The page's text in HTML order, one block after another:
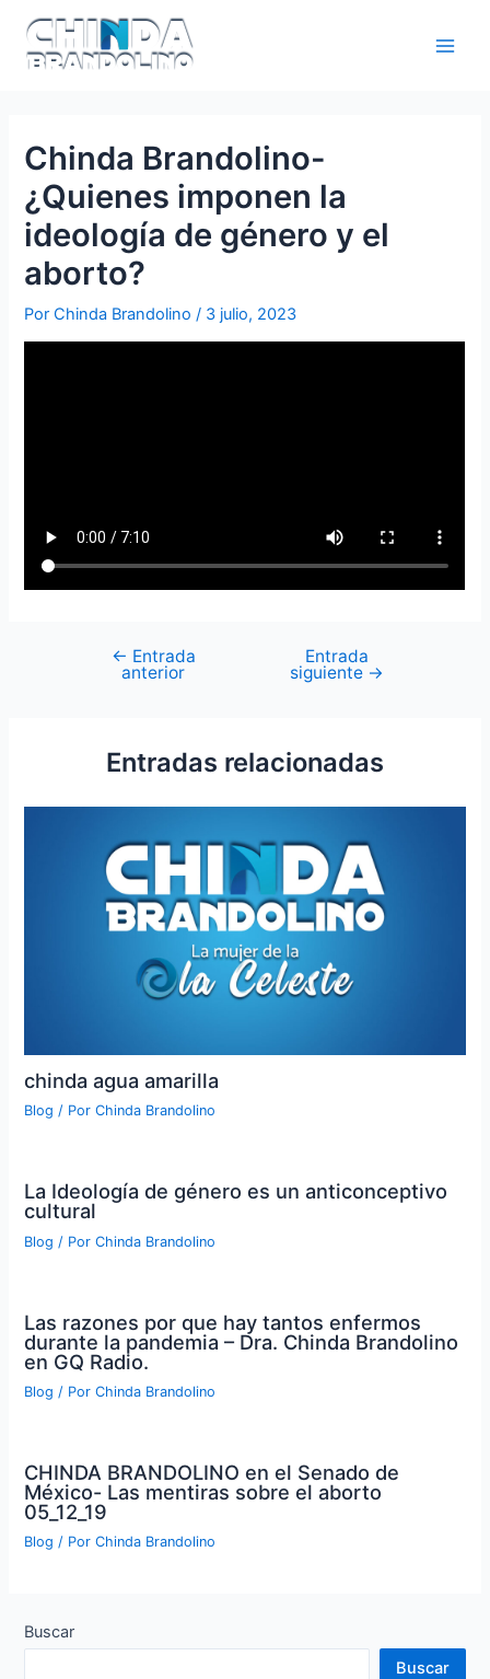
Chinda Brandolino-
¿Quienes imponen la
ideología de género y el
aborto?
PorChinda Brandolino/ 3 julio, 2023
← Entrada
anterior
Entrada
siguiente →
Entradas relacionadas
chinda agua amarilla
Blog / PorChinda Brandolino
La Ideología de género es un anticonceptivo
cultural
Blog / PorChinda Brandolino
Las razones por que hay tantos enfermos
durante la pandemia – Dra. Chinda Brandolino
en GQ Radio.
Blog / PorChinda Brandolino
CHINDA BRANDOLINO en el Senado de
México- Las mentiras sobre el aborto
05_12_19
Blog / PorChinda Brandolino
Buscar
Buscar